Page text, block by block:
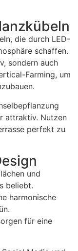
die durch LED-
schaffen.
sondern auch
Farming, um
attraktiv. Nutzen
perfekt zu
und
beliebt.
harmonische
für eine